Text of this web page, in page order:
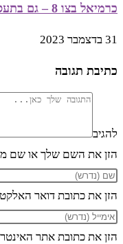
כרמיאל בצו 8 – גם בתעסוקה!
31 בדצמבר 2023
כתיבת תגובה
להגיב
הזן את השם שלך או שם
הזן את כתובת דואר
הזן את כתובת אתר